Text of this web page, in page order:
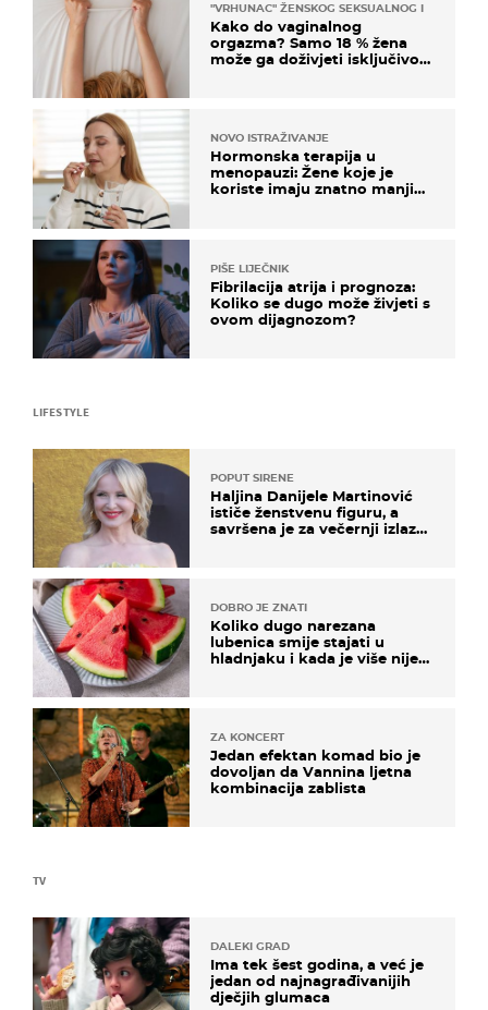
"VRHUNAC" ŽENSKOG SEKSUALNOG ISKUSTVA
Kako do vaginalnog
orgazma? Samo 18 % žena
može ga doživjeti isključivo
NOVO ISTRAŽIVANJE
Hormonska terapija u
menopauzi: Žene koje je
koriste imaju znatno manji
PIŠE LIJEČNIK
Fibrilacija atrija i prognoza:
Koliko se dugo može živjeti s
ovom dijagnozom?
TV
DALEKI GRAD
Ima tek šest godina, a već je
jedan od najnagrađivanijih
dječjih glumaca
LIFESTYLE
POPUT SIRENE
Haljina Danijele Martinović
ističe ženstvenu figuru, a
savršena je za večernji izlazak
DOBRO JE ZNATI
Koliko dugo narezana
lubenica smije stajati u
hladnjaku i kada je više nije
ZA KONCERT
Jedan efektan komad bio je
dovoljan da Vannina ljetna
kombinacija zablista